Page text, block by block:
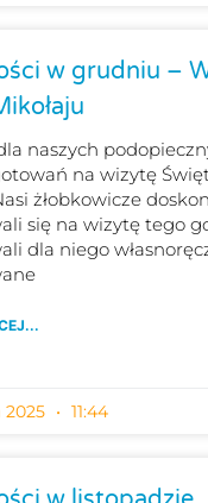
w grudniu –
naszych
na wizytę
żłobkowicze
się na wizytę tego
dla niego
2025 11:44